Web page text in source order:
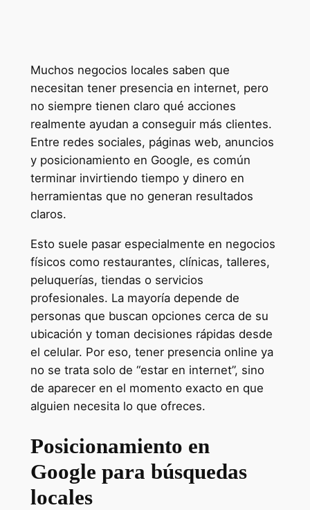
Muchos negocios locales saben que
necesitan tener presencia en internet, pero
no siempre tienen claro qué acciones
realmente ayudan a conseguir más clientes.
Entre redes sociales, páginas web, anuncios
y posicionamiento en Google, es común
terminar invirtiendo tiempo y dinero en
herramientas que no generan resultados
claros.
Esto suele pasar especialmente en negocios
físicos como restaurantes, clínicas, talleres,
peluquerías, tiendas o servicios
profesionales. La mayoría depende de
personas que buscan opciones cerca de su
ubicación y toman decisiones rápidas desde
el celular. Por eso, tener presencia online ya
no se trata solo de “estar en internet”, sino
de aparecer en el momento exacto en que
alguien necesita lo que ofreces.
Posicionamiento en
Google para búsquedas
locales